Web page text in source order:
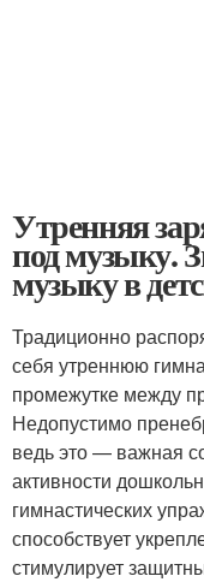
Утренняя
под музыку.
музыку в
Традиционно
себя утреннюю
промежутке между
Недопустимо
ведь это — важная
активности
гимнастических
способствует
стимулирует